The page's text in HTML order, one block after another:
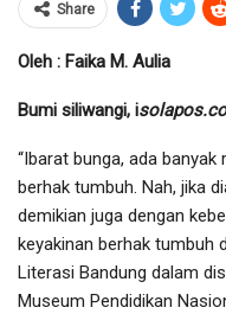
Share
Oleh : Faika M. Aulia
Bumi siliwangi, i
“Ibarat bunga, ada
berhak tumbuh. Nah, jika
demikian juga dengan
keyakinan berhak tumbuh
Literasi Bandung dalam
Museum Pendidikan